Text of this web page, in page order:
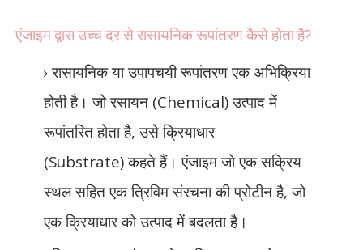
एंजाइम द्वारा उच्च दर से रासायनिक रूपांतरण कैसे होता है?
रासायनिक या उपापचयी रूपांतरण एक अभिक्रिया
होती है। जो रसायन (Chemical)उत्पाद में
रूपांतरित होता है,उसे क्रियाधार
(Substrate)कहते हैं। एंजाइम जो एक सक्रिय
स्थल सहित एक त्रिविम संरचना की प्रोटीन है,जो
एक क्रियाधार को उत्पाद में बदलता है।